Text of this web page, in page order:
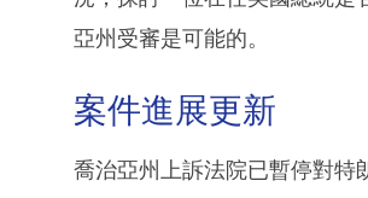
亞州受審是可能的。
案件進展更新
喬治亞州上訴法院已暫停對特